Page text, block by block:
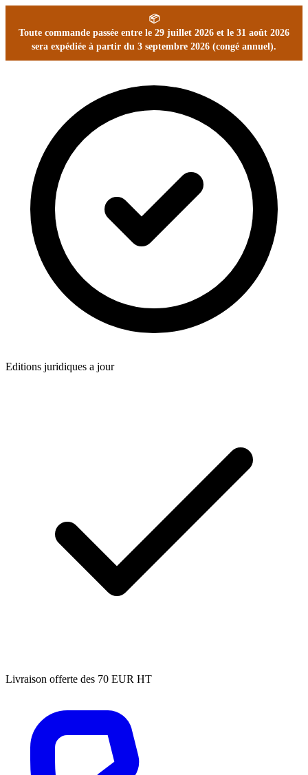
📦
Toute commande passée entre le 29 juillet 2026 et le 31 août 2026
sera expédiée à partir du 3 septembre 2026 (congé annuel).
Editions juridiques a jour
Livraison offerte des 70 EUR HT